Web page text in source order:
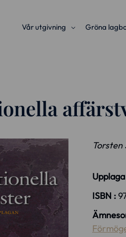
Vår utgivning Gröna
Torsten
ISBN :